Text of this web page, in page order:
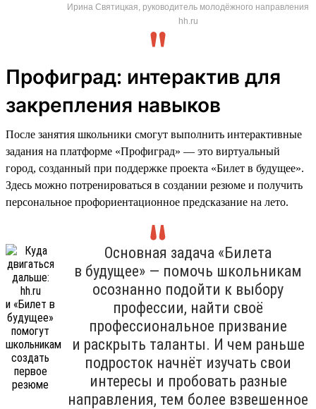
Ирина Святицкая, руководитель молодёжного направления
hh.ru
Профиград: интерактив для
закрепления навыков
После занятия школьники смогут выполнить интерактивные
задания на платформе «Профиград» — это виртуальный
город, созданный при поддержке проекта «Билет в будущее».
Здесь можно потренироваться в создании резюме и получить
персональное профориентационное предсказание на лето.
Основная задача «Билета
в будущее» — помочь школьникам
осознанно подойти к выбору
профессии, найти своё
профессиональное призвание
и раскрыть таланты. И чем раньше
подросток начнёт изучать свои
интересы и пробовать разные
направления, тем более взвешенное